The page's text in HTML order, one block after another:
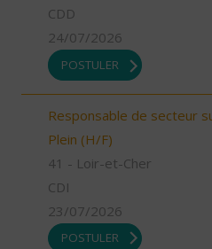
CDD
24/07/2026
POSTULER
Responsable de secteur
Plein (H/F)
41 - Loir-et-Cher
CDI
23/07/2026
POSTULER